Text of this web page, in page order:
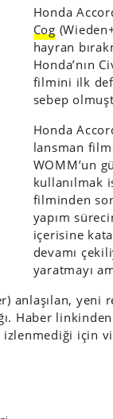
Honda
Cog
hayran
Honda’nın
filmini ilk
sebep
Honda
lansman
WOMM’un
kullanılmak
filminden
yapım
içerisine
devamı
yaratmayı
anlaşılan,
Haber
izlenmediği için